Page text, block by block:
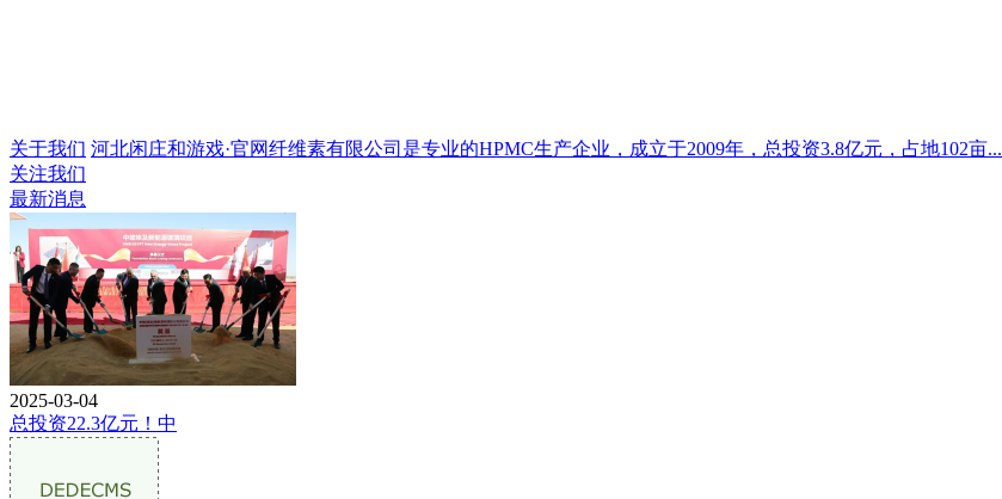
关于我们 河北闲庄和游戏·官网纤维素有限公司是专业的HPMC生产企业，成立于2009年，总投资3.8亿元，占地102亩...
关注我们
最新消息
2025-03-04
总投资22.3亿元！中